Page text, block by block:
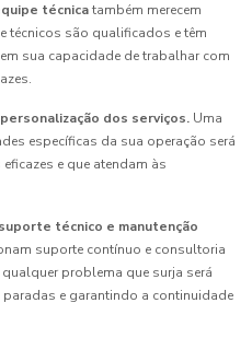
técnicatambém merecem
técnicos são qualificados e têm
sua capacidade de trabalhar com
dos serviços. Uma
específicas da sua operação será
e que atendam às
técnico e manutenção
suporte contínuo e consultoria
problema que surja será
e garantindo a continuidade